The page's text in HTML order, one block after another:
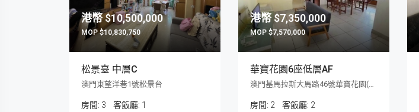
$10,500,000
$10,830,750
松景臺 中層C
澳門東望洋巷1號松景台
房間: 3 客飯廳: 1
$7,350,000
$7,570,000
華寶花園6座低層AF
房間: 2 客飯廳: 2